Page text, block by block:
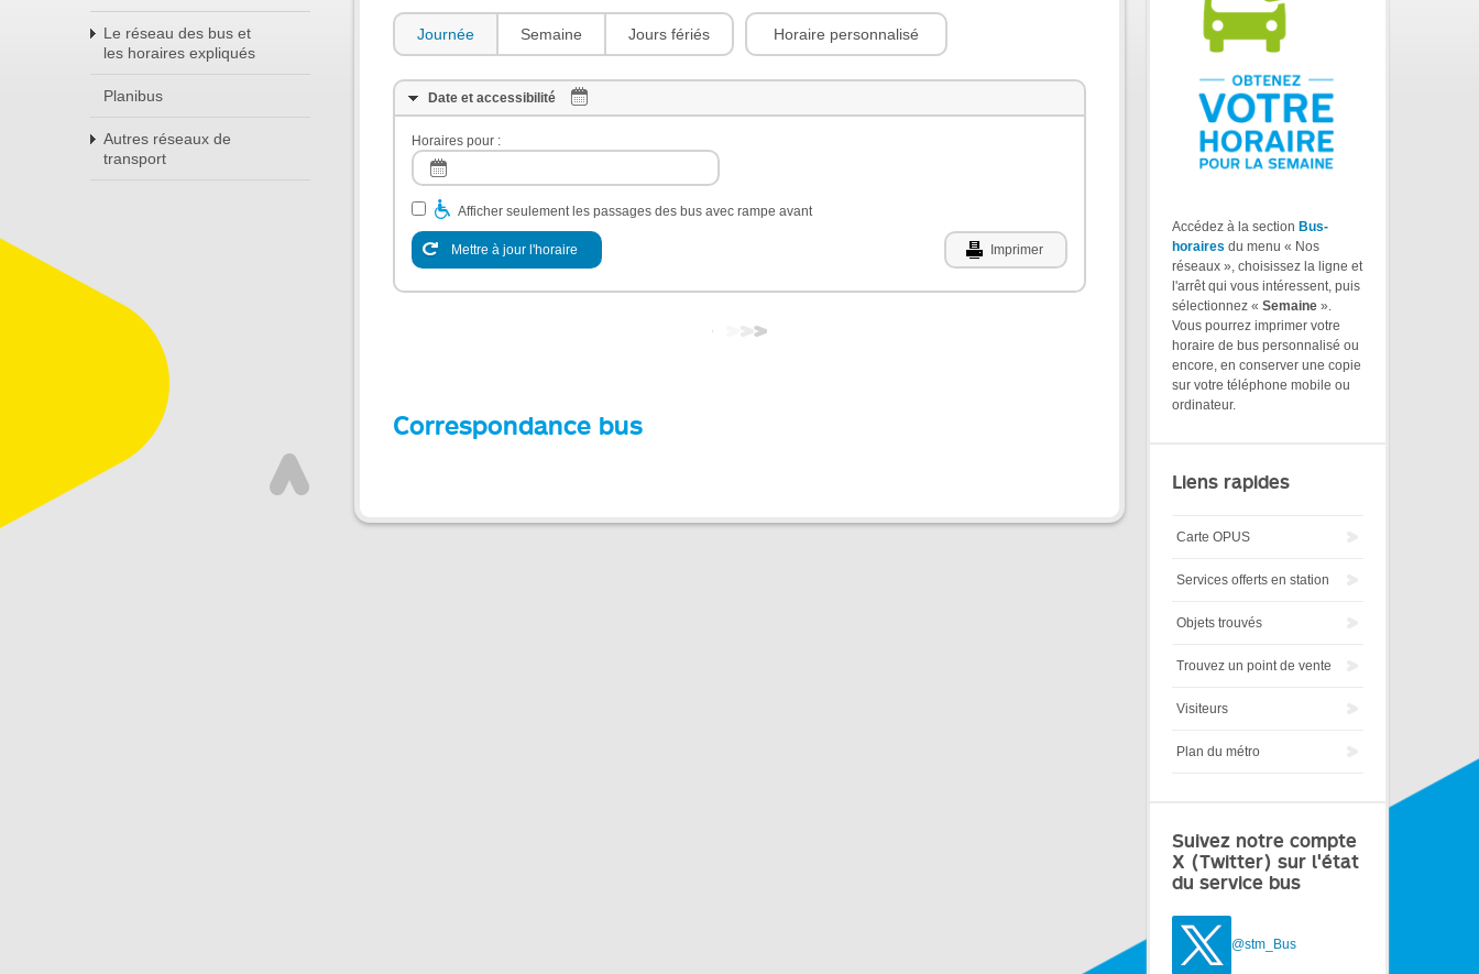
Le réseau des bus et
les horaires expliqués
Planibus
Autres réseaux de
transport
Journée Semaine Jours fériés Horaire personnalisé
Date et accessibilité
Horaires pour :
Afficher seulement les passages des bus avec rampe avant
Mettre à jour l'horaire Imprimer
Correspondance bus
Accédez à la section Bus-
horaires du menu « Nos
réseaux », choisissez la ligne et
l'arrêt qui vous intéressent, puis
sélectionnez « Semaine ».
Vous pourrez imprimer votre
horaire de bus personnalisé ou
encore, en conserver une copie
sur votre téléphone mobile ou
ordinateur.
Liens rapides
Carte OPUS
Services offerts en station
Objets trouvés
Trouvez un point de vente
Visiteurs
Plan du métro
Suivez notre compte
X (Twitter) sur l'état
du service bus
@stm_Bus